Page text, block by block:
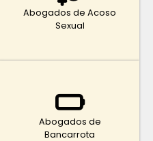
Abogados de Acoso
Sexual
Abogados de
Bancarrota